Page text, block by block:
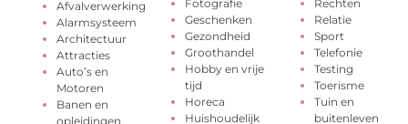
Afvalverwerking
Alarmsysteem
Architectuur
Attracties
Auto’s en
Motoren
Banen en
opleidingen
Fotografie
Geschenken
Gezondheid
Groothandel
Hobby en vrije
tijd
Horeca
Huishoudelijk
Rechten
Relatie
Sport
Telefonie
Testing
Toerisme
Tuin en
buitenleven